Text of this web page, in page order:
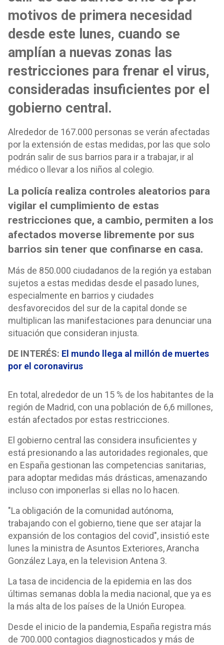
motivos de primera necesidad
desde este lunes, cuando se
amplían a nuevas zonas las
restricciones para frenar el virus,
consideradas insuficientes por el
gobierno central.
Alrededor de 167.000 personas se verán afectadas
por la extensión de estas medidas, por las que solo
podrán salir de sus barrios para ir a trabajar, ir al
médico o llevar a los niños al colegio.
La policía realiza controles aleatorios para
vigilar el cumplimiento de estas
restricciones que, a cambio, permiten a los
afectados moverse libremente por sus
barrios sin tener que confinarse en casa.
Más de 850.000 ciudadanos de la región ya estaban
sujetos a estas medidas desde el pasado lunes,
especialmente en barrios y ciudades
desfavorecidos del sur de la capital donde se
multiplican las manifestaciones para denunciar una
situación que consideran injusta.
DE INTERÉS: El mundo llega al millón de muertes
por el coronavirus
En total, alrededor de un 15 % de los habitantes de la
región de Madrid, con una población de 6,6 millones,
están afectados por estas restricciones.
El gobierno central las considera insuficientes y
está presionando a las autoridades regionales, que
en España gestionan las competencias sanitarias,
para adoptar medidas más drásticas, amenazando
incluso con imponerlas si ellas no lo hacen.
"La obligación de la comunidad autónoma,
trabajando con el gobierno, tiene que ser atajar la
expansión de los contagios del covid", insistió este
lunes la ministra de Asuntos Exteriores, Arancha
González Laya, en la television Antena 3.
La tasa de incidencia de la epidemia en las dos
últimas semanas dobla la media nacional, que ya es
la más alta de los países de la Unión Europea.
Desde el inicio de la pandemia, España registra más
de 700.000 contagios diagnosticados y más de